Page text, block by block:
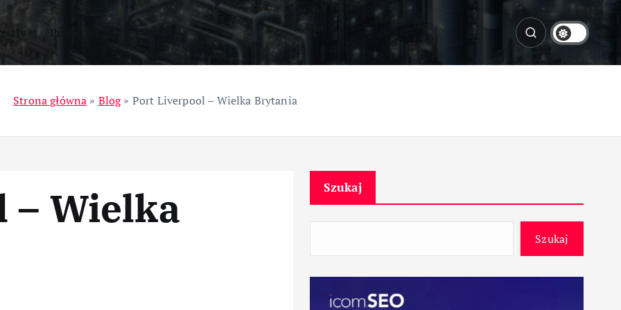
Przemysł
Strona główna » Blog» Port Liverpool – Wielka Brytania
– Wielka
Szukaj
Szukaj